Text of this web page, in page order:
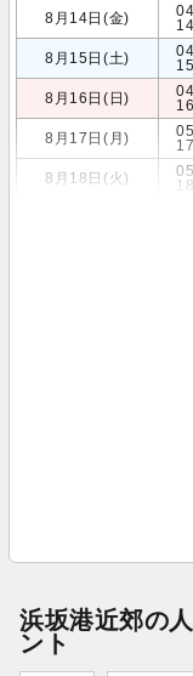
8月14日(金)
8月15日(土)
8月16日(日)
8月17日(月)
8月18日(火)
浜坂港近郊の
ント